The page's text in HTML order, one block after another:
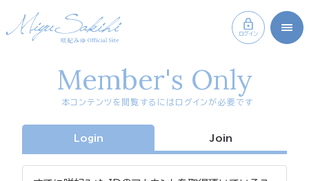
ログイン
Member's Only
本コンテンツを閲覧するにはログインが必要です
Login Join